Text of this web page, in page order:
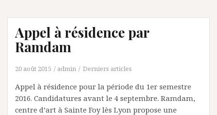
Appel à résidence par
Ramdam
20 août 2015 admin Derniers articles
Appel à résidence pour la période du 1er semestre
2016. Candidatures avant le 4 septembre. Ramdam,
centre d’art à Sainte Foy lès Lyon propose une